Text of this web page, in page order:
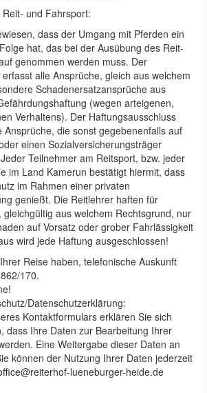
und Fahrsport:
dass der Umgang mit Pferden ein
hat, das bei der Ausübung des Reit-
genommen werden muss. Der
alle Ansprüche, gleich aus welchem
Schadenersatzansprüche aus
(wegen arteigenen,
Verhaltens). Der Haftungsausschluss
Ansprüche, die sonst gegebenenfalls auf
einen Sozialversicherungsträger
Teilnehmer am Reitsport, bzw. jeder
im Land Kamerun bestätigt hiermit, dass
im Rahmen einer privaten
genießt. Die Reitlehrer haften für
aus welchem Rechtsgrund, nur
auf Vorsatz oder grober Fahrlässigkeit
wird jede Haftung ausgeschlossen!
Reise haben, telefonische Auskunft
170.
Datenschutzerklärung:
Kontaktformulars erklären Sie sich
dass Ihre Daten zur Bearbeitung Ihrer
Eine Weitergabe dieser Daten an
können der Nutzung Ihrer Daten jederzeit
lueneburger-heide.de